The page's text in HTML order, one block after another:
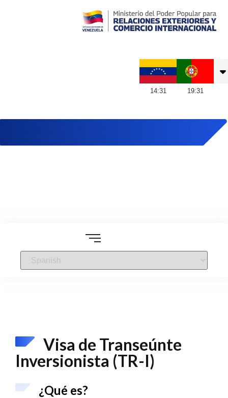
14:31 19:31
Visa de Transeúnte
Inversionista (TR-I)
¿Qué es?